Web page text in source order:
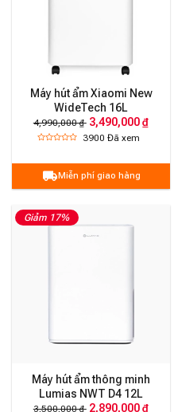
Máy hút ẩm Xiaomi New
WideTech 16L
4,990,000 ₫ 3,490,000 ₫
3900 Đã xem
Miễn phí giao hàng
Giảm 17%
Máy hút ẩm thông minh
Lumias NWT D4 12L
3,500,000 ₫ 2,890,000 ₫